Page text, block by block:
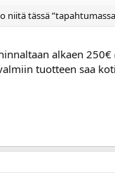
tässä
alkaen
tuotteen saa